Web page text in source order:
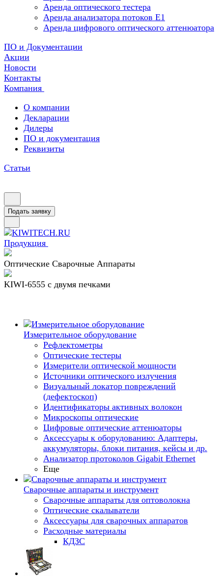
Аренда оптического тестера
Аренда анализатора потоков Е1
Аренда цифрового оптического аттенюатора
ПО и Документации
Акции
Новости
Контакты
Компания
О компании
Декларации
Дилеры
ПО и документация
Реквизиты
Статьи
Подать заявку
Продукция
Оптические Сварочные Аппараты
KIWI-6555 c двумя печками
Измерительное оборудование
Рефлектометры
Оптические тестеры
Измерители оптической мощности
Источники оптического излучения
Визуальный локатор повреждений
(дефектоскоп)
Идентификаторы активных волокон
Микроскопы оптические
Цифровые оптические аттенюаторы
Аксессуары к оборудованию: Адаптеры,
аккумуляторы, блоки питания, кейсы и др.
Анализатор протоколов Gigabit Ethernet
Еще
Сварочные аппараты и инструмент
Сварочные аппараты для оптоволокна
Оптические скалыватели
Аксессуары для сварочных аппаратов
Расходные материалы
КДЗС